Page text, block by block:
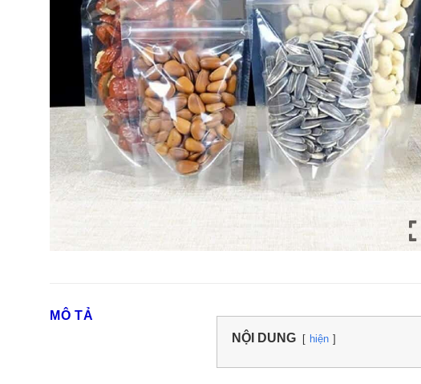
MÔ TẢ
NỘI DUNG
hiện